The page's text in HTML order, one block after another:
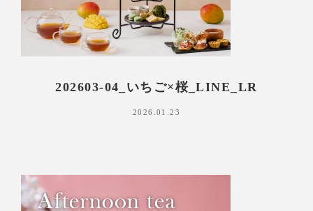
202603-04_いちご×桜_LINE_LR
2026.01.23